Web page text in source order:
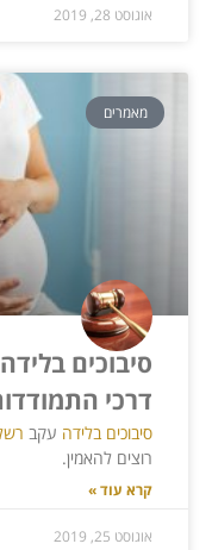
אוגוסט 28, 2019
מאמרים
סיבוכים
דרכי
סיבוכים בלידה עקב
רוצים להאמין.
קרא עוד »
אוגוסט 25, 2019